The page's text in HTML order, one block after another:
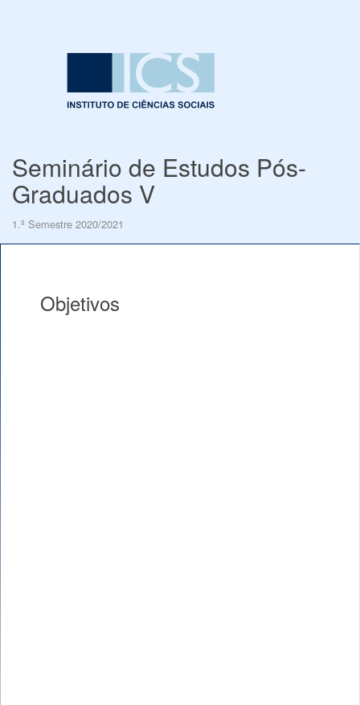
Seminário de Estudos Pós-
Graduados V
1.º Semestre 2020/2021
Objetivos